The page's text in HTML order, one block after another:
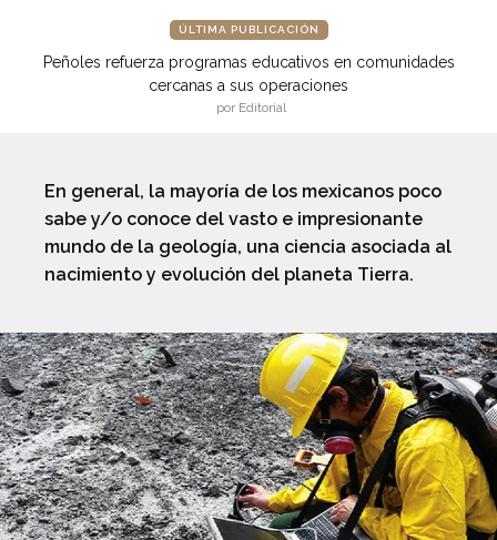
ÚLTIMA PUBLICACIÓN
Peñoles refuerza programas educativos en comunidades
cercanas a sus operaciones
por Editorial
En general, la mayoría de los mexicanos poco
sabe y/o conoce del vasto e impresionante
mundo de la geología, una ciencia asociada al
nacimiento y evolución del planeta Tierra.